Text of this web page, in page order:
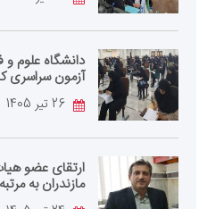
دانشگاه علوم و
آزمون سراسری
ارتقای عضو
مازندران به